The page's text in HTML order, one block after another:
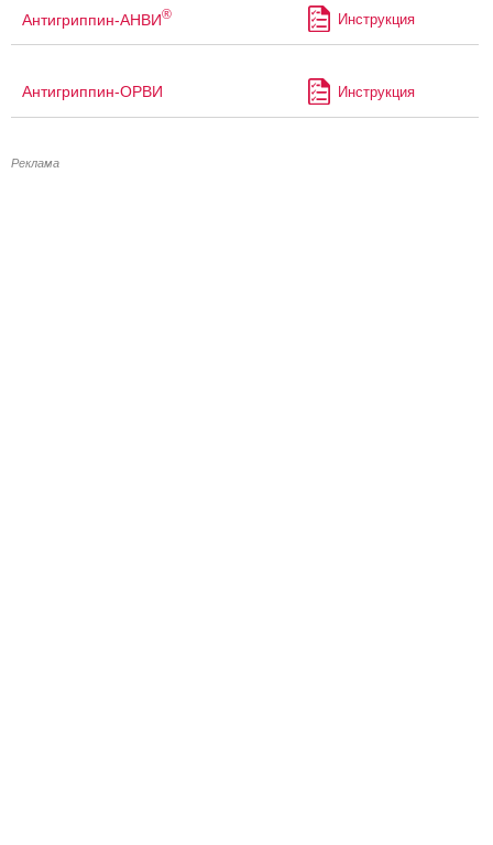
Антигриппин-АНВИ® Инструкция
Антигриппин-ОРВИ Инструкция
Реклама